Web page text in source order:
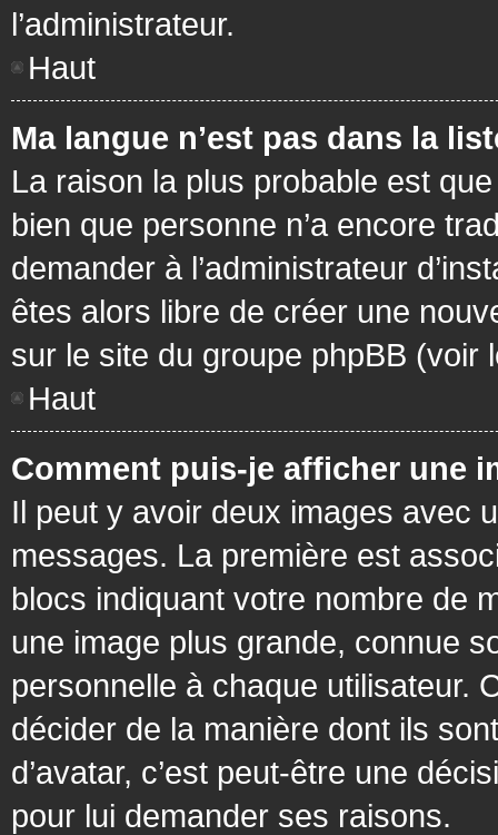
l’administrateur.
Haut
Ma langue n’est pas dans la
La raison la plus probable est
bien que personne n’a encore
demander à l’administrateur
êtes alors libre de créer une
sur le site du groupe phpBB (voir
Haut
Comment puis-je afficher une
Il peut y avoir deux images avec
messages. La première est
blocs indiquant votre nombre de
une image plus grande, connue
personnelle à chaque utilisateur.
décider de la manière dont ils
d’avatar, c’est peut-être une
pour lui demander ses raisons.